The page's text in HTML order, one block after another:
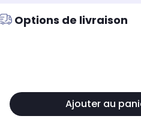
Options de livraison
Ajouter au